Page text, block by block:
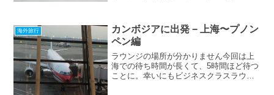
海外旅行
カンボジアに出発 − 上海〜プノン
ペン編
ラウンジの場所が分かりません今回は上
海での待ち時間が長くて、5時間ほど待つ
ことに。幸いにもビジネスクラスラウン